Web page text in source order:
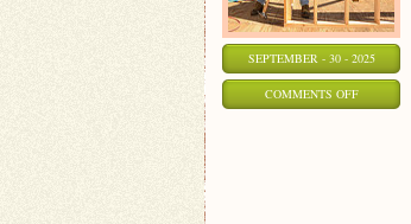
SEPTEMBER - 30 - 2025
COMMENTS OFFON